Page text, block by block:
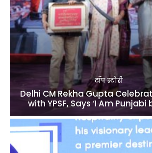
टॉप स्टोरी
Delhi CM Rekha Gupta
with YPSF, Says ‘I Am Punjabi